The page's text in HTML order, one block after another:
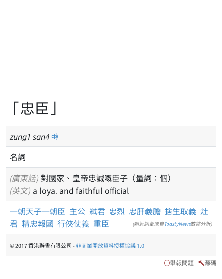
「忠臣」
zung1 san4
名詞
(廣東話) 對國家、皇帝忠誠嘅臣子（量詞：個）
(英文) a loyal and faithful official
一朝天子一朝臣 主公 弒君 忠烈 忠肝義膽 捨生取義 灶
君 精忠報國 行俠仗義 重臣 (類近詞彙取自ToastyNews數據分析)
© 2017 香港辭書有限公司 -非商業開放資料授權協議 1.0
舉報問題 源碼